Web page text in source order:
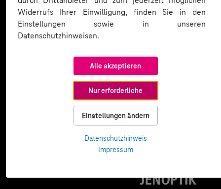
Widerrufs Ihrer Einwilligung, finden Sie in den
Einstellungen sowie in unseren
Datenschutzhinweisen.
Alle akzeptieren
Nur erforderliche
Einstellungen ändern
Datenschutzhinweis
Impressum